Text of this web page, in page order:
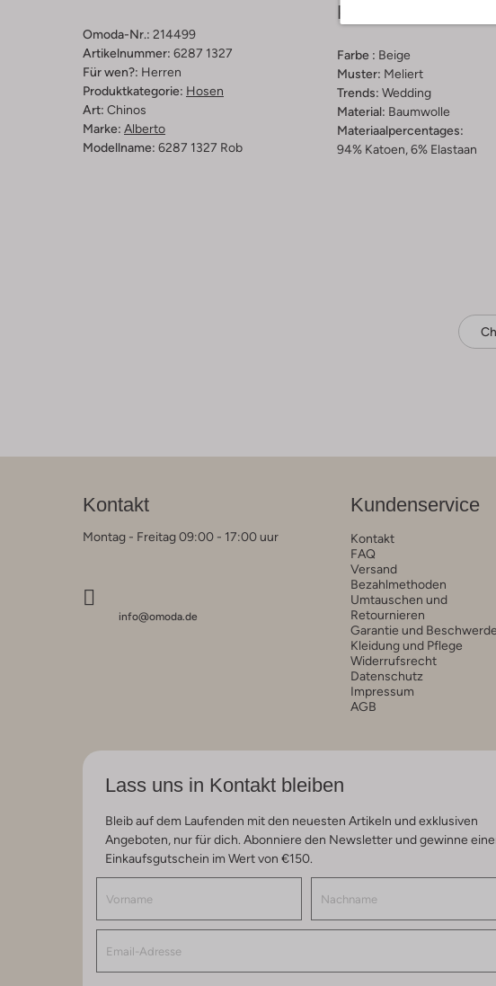
Omoda-Nr.: 214499
Artikelnummer: 6287 1327
Für wen?: Herren
Produktkategorie: Hosen
Art: Chinos
Marke: Alberto
Modellname: 6287 1327 Rob
Passform
Farbe : Beige
Muster: Meliert
Trends: Wedding
Material: Baumwolle
Materiaalpercentages:
94% Katoen, 6% Elastaan
Kontakt
Montag - Freitag 09:00 - 17:00 uur
info@omoda.de
Kundenservice
Kontakt
FAQ
Versand
Bezahlmethoden
Umtauschen und
Retournieren
Garantie und
Kleidung und Pflege
Widerrufsrecht
Datenschutz
Impressum
AGB
Lass uns in Kontakt bleiben
Bleib auf dem Laufenden mit den neuesten Artikeln und exklusiven
Angeboten, nur für dich. Abonniere den Newsletter und gewinne
Einkaufsgutschein im Wert von €150.